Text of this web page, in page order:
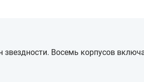
Восемь корпусов